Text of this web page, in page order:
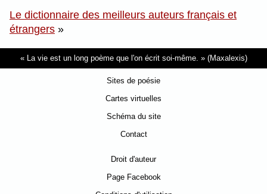
Le dictionnaire des meilleurs auteurs français et
étrangers »
La vie est un long poème que l'on écrit soi-même. (Maxalexis)
Sites de poésie
Cartes virtuelles
Schéma du site
Contact
Droit d'auteur
Page Facebook